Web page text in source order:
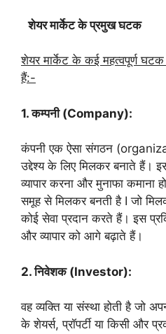
शेयर मार्केट के प्रमुख घटक
शेयर मार्केट के कई महत्वपूर्ण
हैं:-
1. कम्पनी (Company):
कंपनी एक ऐसा संगठन
उद्देश्य के लिए मिलकर बनाते हैं।
व्यापार करना और मुनाफा कमाना
समूह से मिलकर बनती है I जो
कोई सेवा प्रदान करते हैं। इस
और व्यापार को आगे बढ़ाते हैं।
2. निवेशक (Investor):
वह व्यक्ति या संस्था होती है जो
के शेयर्स, प्रॉपर्टी या किसी और